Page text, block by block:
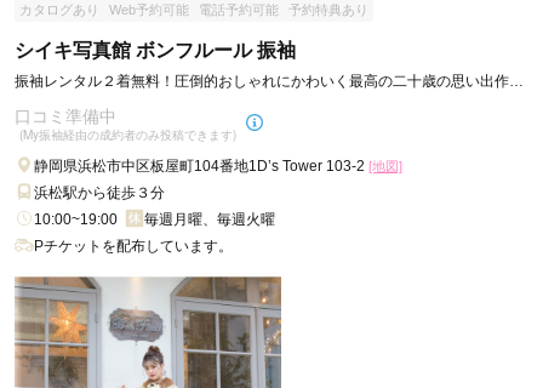
カタログあり Web予約可能 電話予約可能 予約特典あり
シイキ写真館 ボンフルール 振袖
振袖レンタル２着無料！圧倒的おしゃれにかわいく最高の二十歳の思い出作り
口コミ準備中
(My振袖経由の成約者のみ投稿できます)
静岡県浜松市中区板屋町104番地1D’s Tower 103-2 [地図]
浜松駅から徒歩３分
10:00~19:00
毎週月曜、毎週火曜
Pチケットを配布しています。